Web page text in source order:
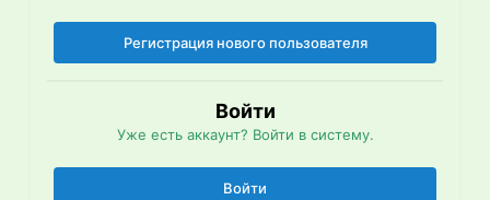
Регистрация нового пользователя
Войти
Уже есть аккаунт? Войти в систему.
Войти